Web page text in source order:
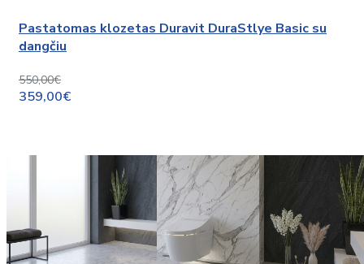
Pastatomas klozetas Duravit DuraStlye Basic su
dangčiu
550,00€
359,00€